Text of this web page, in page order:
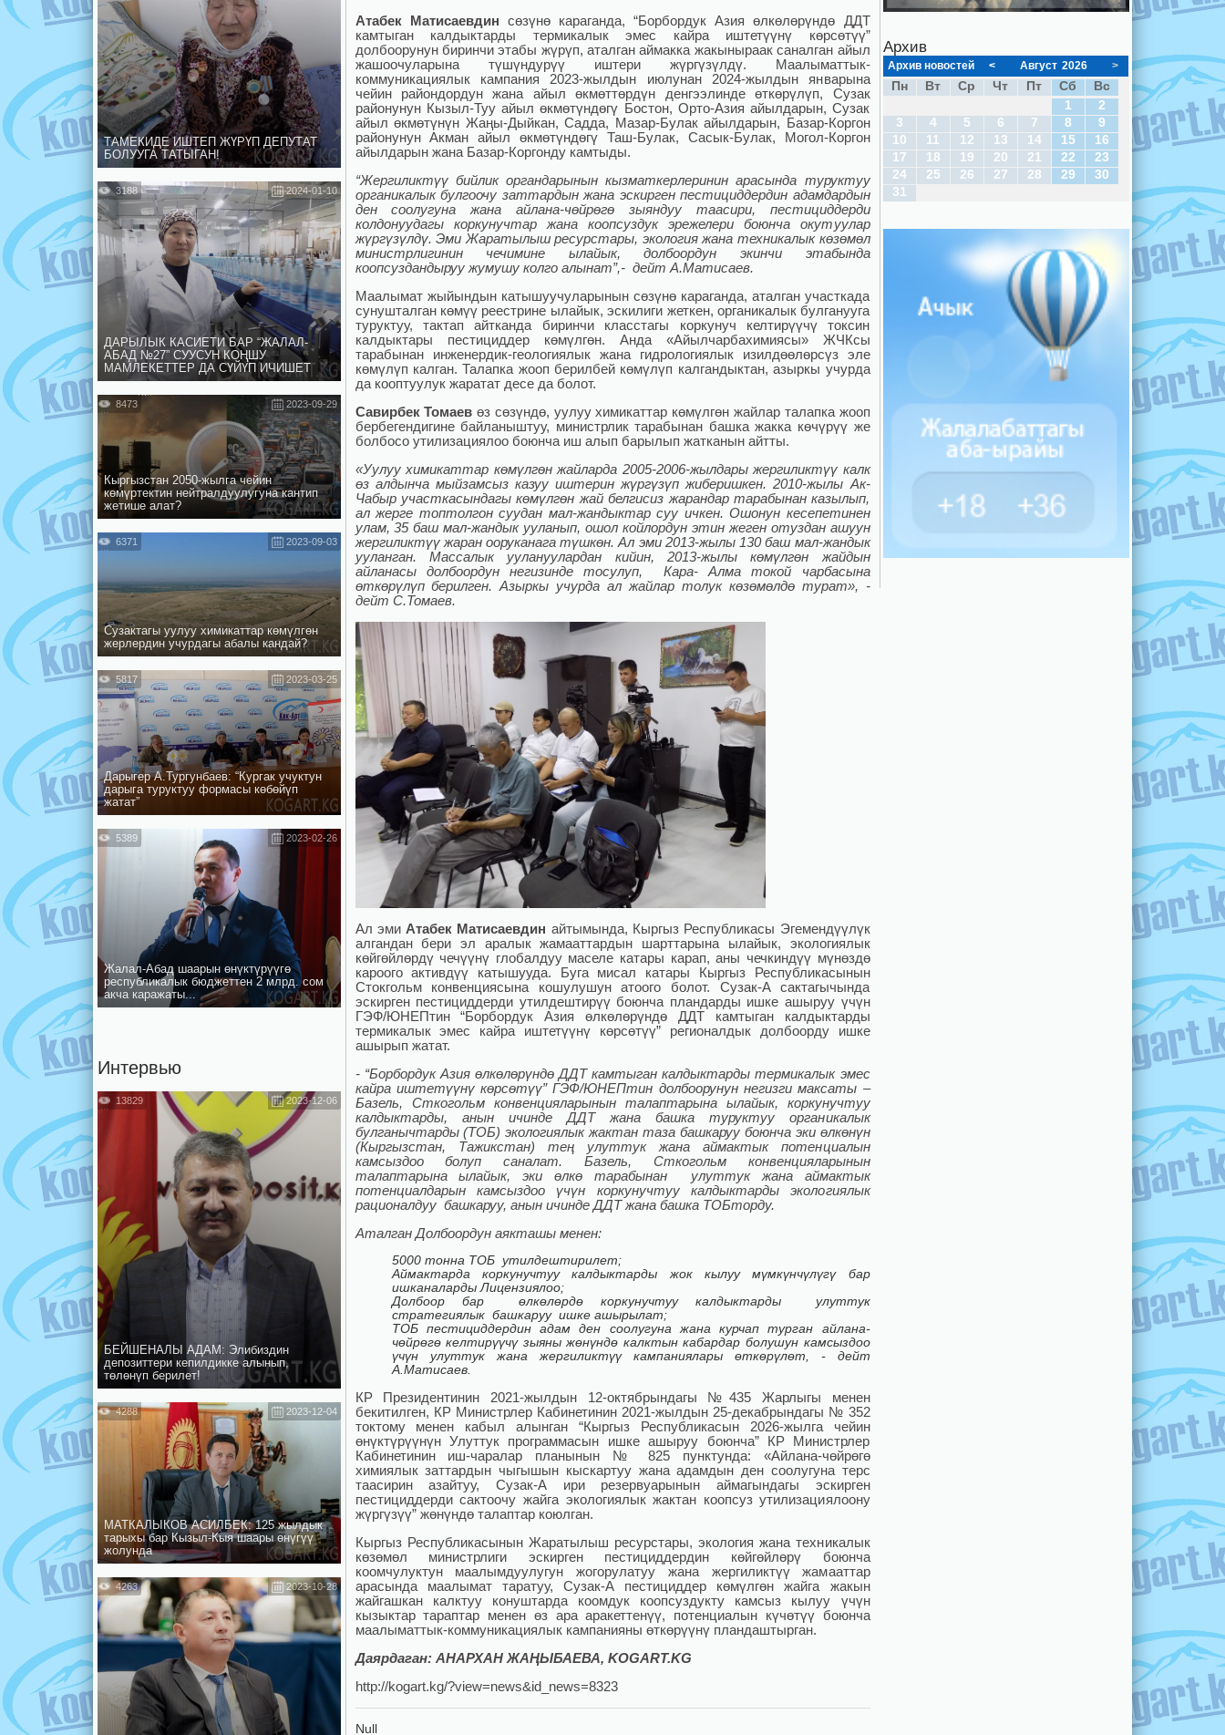
ТАМЕКИДЕ ИШТЕП ЖҮРҮП ДЕПУТАТ
БОЛУУГА ТАТЫГАН!
2024-01-10
3188
ДАРЫЛЫК КАСИЕТИ БАР “ЖАЛАЛ-
АБАД №27” СУУСУН КОҢШУ
МАМЛЕКЕТТЕР ДА СҮЙҮП ИЧИШЕТ
2023-09-29
8473
Кыргызстан 2050-жылга чейин
көмүртектин нейтралдуулугуна кантип
жетише алат?
2023-09-03
6371
Сузактагы уулуу химикаттар көмүлгөн
жерлердин учурдагы абалы кандай?
2023-03-25
5817
Дарыгер А.Тургунбаев: “Кургак учуктун
дарыга туруктуу формасы көбөйүп
жатат”
2023-02-26
5389
Жалал-Абад шаарын ѳнүктүрүүгѳ
республикалык бюджеттен 2 млрд. сом
акча каражаты...
Интервью
2023-12-06
13829
БЕЙШЕНАЛЫ АДАМ: Элибиздин
депозиттери кепилдикке алынып,
төлөнүп берилет!
2023-12-04
4288
МАТКАЛЫКОВ АСИЛБЕК: 125 жылдык
тарыхы бар Кызыл-Кыя шаары өнүгүү
жолунда
2023-10-28
4263
Атабек Матисаевдин сөзүнө караганда, “Борбордук Азия өлкөлөрүндө ДДТ
камтыган калдыктарды термикалык эмес кайра иштетүүнү көрсөтүү”
долбоорунун биринчи этабы жүрүп, аталган аймакка жакыныраак саналган айыл
жашоочуларына түшүндурүү иштери жүргүзүлдү. Маалыматтык-
коммуникациялык кампания 2023-жылдын июлунан 2024-жылдын январына
чейин райондордун жана айыл өкмөттөрдүн денгээлинде өткөрүлүп, Сузак
районунун Кызыл-Туу айыл өкмөтүндөгү Бостон, Орто-Азия айылдарын, Сузак
айыл өкмөтүнүн Жаңы-Дыйкан, Садда, Мазар-Булак айылдарын, Базар-Коргон
районунун Акман айыл өкмөтүндөгү Таш-Булак, Сасык-Булак, Могол-Коргон
айылдарын жана Базар-Коргонду камтыды.
“Жергиликтүү бийлик органдарынын кызматкерлеринин арасында туруктуу
органикалык булгоочу заттардын жана эскирген пестициддердин адамдардын
ден соолугуна жана айлана-чөйрөгө зыяндуу таасири, пестициддерди
колдонуудагы коркунучтар жана коопсуздук эрежелери боюнча окутуулар
жүргүзүлдү. Эми Жаратылыш ресурстары, экология жана техникалык көзөмөл
министрлигинин чечимине ылайык, долбоордун экинчи этабында
коопсуздандыруу жумушу колго алынат”,- дейт А.Матисаев.
Маалымат жыйындын катышуучуларынын сөзүнө караганда, аталган участкада
сунушталган көмүү реестрине ылайык, эскилиги жеткен, органикалык булганууга
туруктуу, тактап айтканда биринчи класстагы коркунуч келтирүүчү токсин
калдыктары пестициддер көмүлгөн. Анда «Айылчарбахимиясы» ЖЧКсы
тарабынан инженердик-геологиялык жана гидрологиялык изилдөөлөрсүз эле
көмүлүп калган. Талапка жооп берилбей көмүлүп калгандыктан, азыркы учурда
да кооптуулук жаратат десе да болот.
Савирбек Томаев өз сөзүндө, уулуу химикаттар көмүлгөн жайлар талапка жооп
бербегендигине байланыштуу, министрлик тарабынан башка жакка көчүрүү же
болбосо утилизациялоо боюнча иш алып барылып жатканын айтты.
«Уулуу химикаттар көмүлгөн жайларда 2005-2006-жылдары жергиликтүү калк
өз алдынча мыйзамсыз казуу иштерин жүргүзүп жиберишкен. 2010-жылы Ак-
Чабыр участкасындагы көмүлгөн жай белгисиз жарандар тарабынан казылып,
ал жерге топтолгон суудан мал-жандыктар суу ичкен. Ошонун кесепетинен
улам, 35 баш мал-жандык ууланып, ошол койлордун этин жеген отуздан ашуун
жергиликтүү жаран ооруканага түшкөн. Ал эми 2013-жылы 130 баш мал-жандык
ууланган. Массалык уулануулардан кийин, 2013-жылы көмүлгөн жайдын
айланасы долбоордун негизинде тосулуп, Кара- Алма токой чарбасына
өткөрүлүп берилген. Азыркы учурда ал жайлар толук көзөмөлдө турат», -
дейт С.Томаев.
Ал эми Атабек Матисаевдин айтымында, Кыргыз Республикасы Эгемендүүлүк
алгандан бери эл аралык жамааттардын шарттарына ылайык, экологиялык
көйгөйлөрдү чечүүнү глобалдуу маселе катары карап, аны чечкиндүү мүнөздө
кароого активдүү катышууда. Буга мисал катары Кыргыз Республикасынын
Стокгольм конвенциясына кошулушун атоого болот. Сузак-А сактагычында
эскирген пестициддерди утилдештирүү боюнча пландарды ишке ашыруу үчүн
ГЭФ/ЮНЕПтин “Борбордук Азия өлкөлөрүндө ДДТ камтыган калдыктарды
термикалык эмес кайра иштетүүнү көрсөтүү” регионалдык долбоорду ишке
ашырып жатат.
- “Борбордук Азия өлкөлөрүндө ДДТ камтыган калдыктарды термикалык эмес
кайра иштетүүнү көрсөтүү” ГЭФ/ЮНЕПтин долбоорунун негизги максаты –
Базель, Сткогольм конвенцияларынын талаптарына ылайык, коркунучтуу
калдыктарды, анын ичинде ДДТ жана башка туруктуу органикалык
булганычтарды (ТОБ) экологиялык жактан таза башкаруу боюнча эки өлкөнүн
(Кыргызстан, Тажикстан) тең улуттук жана аймактык потенциалын
камсыздоо болуп саналат. Базель, Сткогольм конвенцияларынын
талаптарына ылайык, эки өлкө тарабынан улуттук жана аймактык
потенциалдарын камсыздоо үчүн коркунучтуу калдыктарды экологиялык
рационалдуу башкаруу, анын ичинде ДДТ жана башка ТОБторду.
Аталган Долбоордун аякташы менен:
5000 тонна ТОБ утилдештирилет;
Аймактарда коркунучтуу калдыктарды жок кылуу мүмкүнчүлүгү бар
ишканаларды Лицензиялоо;
Долбоор бар өлкөлөрдө коркунучтуу калдыктарды улуттук
стратегиялык башкаруу ишке ашырылат;
ТОБ пестициддердин адам ден соолугуна жана курчап турган айлана-
чөйрөгө келтирүүчү зыяны жөнүндө калктын кабардар болушун камсыздоо
үчүн улуттук жана жергиликтүү кампаниялары өткөрүлөт, - дейт
А.Матисаев.
КР Президентинин 2021-жылдын 12-октябрындагы №435 Жарлыгы менен
бекитилген, КР Министрлер Кабинетинин 2021-жылдын 25-декабрындагы № 352
токтому менен кабыл алынган “Кыргыз Республикасын 2026-жылга чейин
өнүктүрүүнүн Улуттук программасын ишке ашыруу боюнча” КР Министрлер
Кабинетинин иш-чаралар планынын № 825 пунктунда: «Айлана-чөйрөгө
химиялык заттардын чыгышын кыскартуу жана адамдын ден соолугуна терс
таасирин азайтуу, Сузак-А ири резервуарынын аймагындагы эскирген
пестициддерди сактоочу жайга экологиялык жактан коопсуз утилизациялоону
жүргүзүү” жөнүндө талаптар коюлган.
Кыргыз Республикасынын Жаратылыш ресурстары, экология жана техникалык
көзөмөл министрлиги эскирген пестициддердин көйгөйлөрү боюнча
коомчулуктун маалымдуулугун жогорулатуу жана жергиликтүү жамааттар
арасында маалымат таратуу, Сузак-А пестициддер көмүлгөн жайга жакын
жайгашкан калктуу конуштарда коомдук коопсуздукту камсыз кылуу үчүн
кызыктар тараптар менен өз ара аракеттенүү, потенциалын күчөтүү боюнча
маалыматтык-коммуникациялык кампанияны өткөрүүнү пландаштырган.
Даярдаган: АНАРХАН ЖАҢЫБАЕВА, KOGART.KG
http://kogart.kg/?view=news&id_news=8323
Null
Архив
Архив новостей < Август 2026 >
Пн Вт Ср Чт Пт Сб
Вс
1
2
3
4 5 6 7 8
9
10
11 12 13 14 15
16
17
18 19 20 21 22
23
24
25 26 27 28 29
30
31